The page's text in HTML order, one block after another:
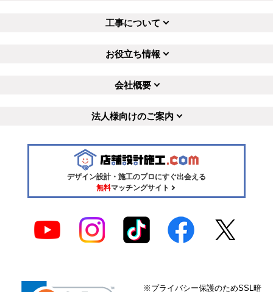
工事について
お役立ち情報
会社概要
法人様向けのご案内
デザイン設計・施工のプロにすぐ出会える
無料マッチングサイト
※プライバシー保護のためSSL暗